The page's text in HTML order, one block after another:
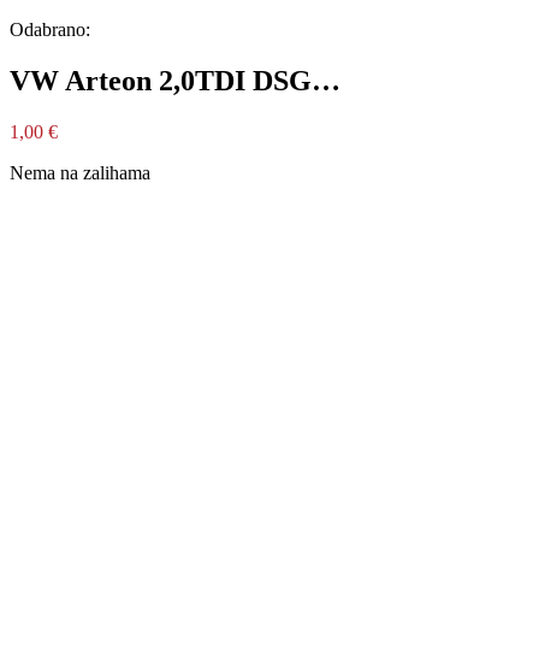
Odabrano:
VW Arteon 2,0TDI DSG…
1,00 €
Nema na zalihama